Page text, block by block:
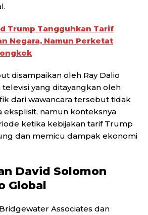
Trump Tangguhkan Tarif
Negara, Namun Perketat
disampaikan oleh Ray Dalio
yang ditayangkan oleh
dari wawancara tersebut tidak
eksplisit, namun konteksnya
ketika kebijakan tarif Trump
dan memicu dampak ekonomi
David Solomon
Global
Associates dan